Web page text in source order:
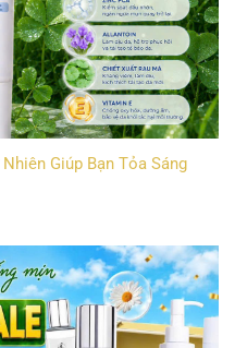
Giúp Bạn Tỏa Sáng